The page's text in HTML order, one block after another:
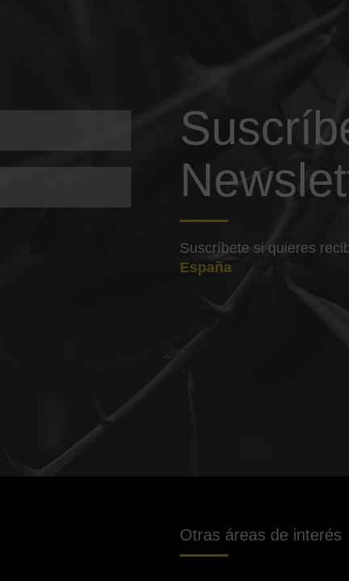
Suscríbete si quieres
España
Otras áreas de interés